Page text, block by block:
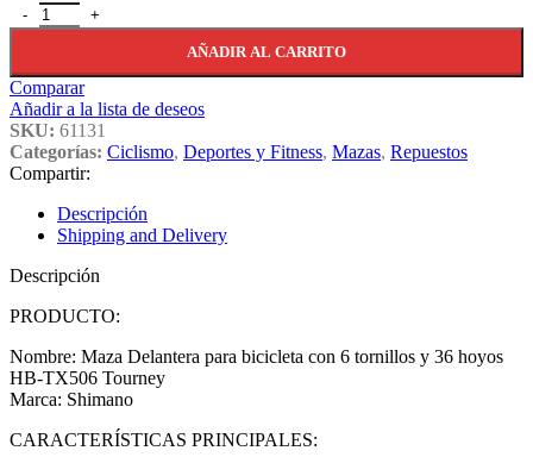
Maza Delantera Para Bicicleta Con 6 Tornillos Y 36 Hoyos Hb
AÑADIR AL CARRITO
Comparar
Añadir a la lista de deseos
SKU: 61131
Categorías: Ciclismo, Deportes y Fitness, Mazas, Repuestos
Compartir:
Descripción
Shipping and Delivery
Descripción
PRODUCTO:
Nombre: Maza Delantera para bicicleta con 6 tornillos y 36 hoyos
HB-TX506 Tourney
Marca: Shimano
CARACTERÍSTICAS PRINCIPALES: